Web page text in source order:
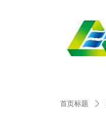
首页标题 ꄲ